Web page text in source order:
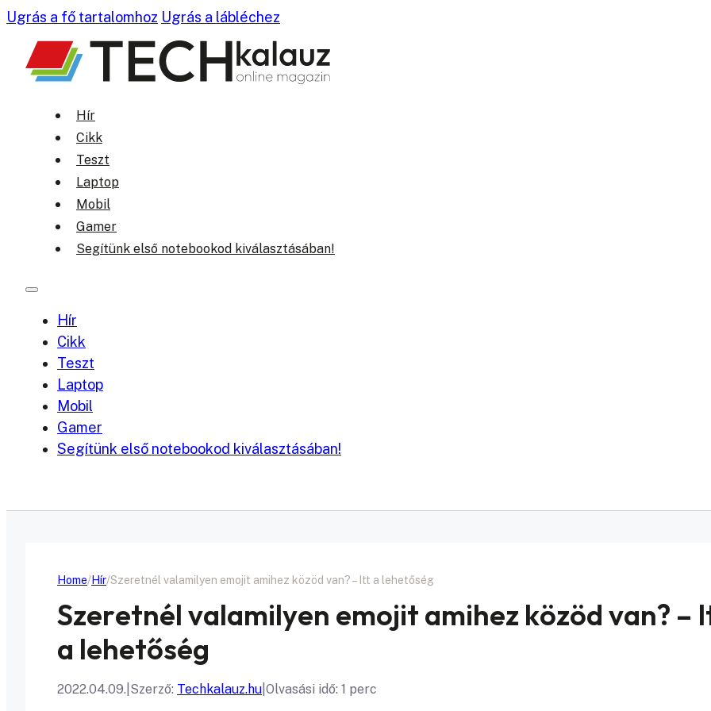
Ugrás a fő tartalomhoz Ugrás a lábléchez
Hír
Cikk
Teszt
Laptop
Mobil
Gamer
Segítünk első notebookod kiválasztásában!
Hír
Cikk
Teszt
Laptop
Mobil
Gamer
Segítünk első notebookod kiválasztásában!
Home Hír Szeretnél valamilyen emojit amihez közöd van? – Itt a lehetőség
Szeretnél valamilyen emojit amihez közöd van? –
a lehetőség
2022.04.09. Szerző: Techkalauz.hu Olvasási idő: 1 perc